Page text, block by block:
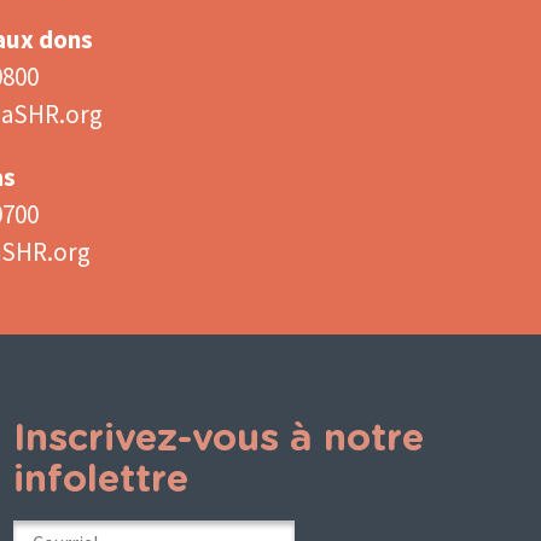
dons
Inscrivez-vous à notre
infolettre